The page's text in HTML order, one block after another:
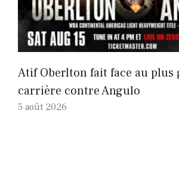
Atif Oberlton fait face au plus
carrière contre Angulo
5 août 2026